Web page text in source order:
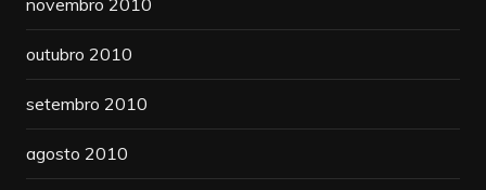
outubro 2010
setembro 2010
agosto 2010